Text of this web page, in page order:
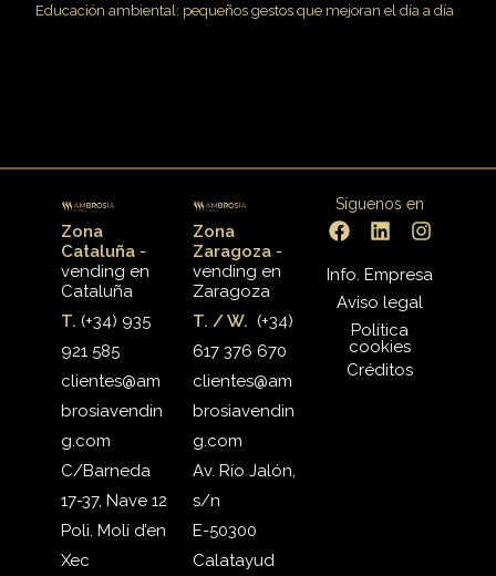
Educación ambiental: pequeños gestos que mejoran el día a día
Zona
Cataluña-
vending en
Cataluña
T. (+34) 935
921 585
clientes@am
brosiavendin
g.com
C/Barneda
17-37, Nave 12
Poli. Molí d’en
Xec
Zona
Zaragoza -
vending en
Zaragoza
T. / W. (+34)
617 376 670
clientes@am
brosiavendin
g.com
Av. Río Jalón,
s/n
E-50300
Calatayud
Síguenos en
Info. Empresa
Aviso legal
Política
cookies
Créditos